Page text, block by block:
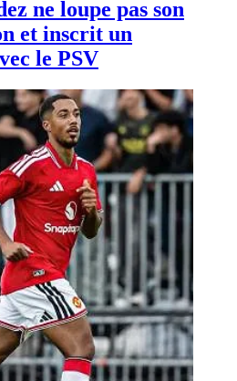
ne loupe pas son
et inscrit un
le PSV